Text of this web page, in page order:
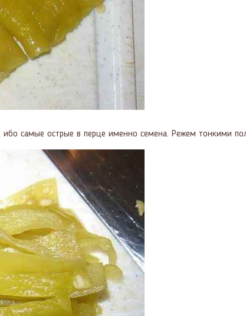
самые острые в перце именно семена. Режем тонкими